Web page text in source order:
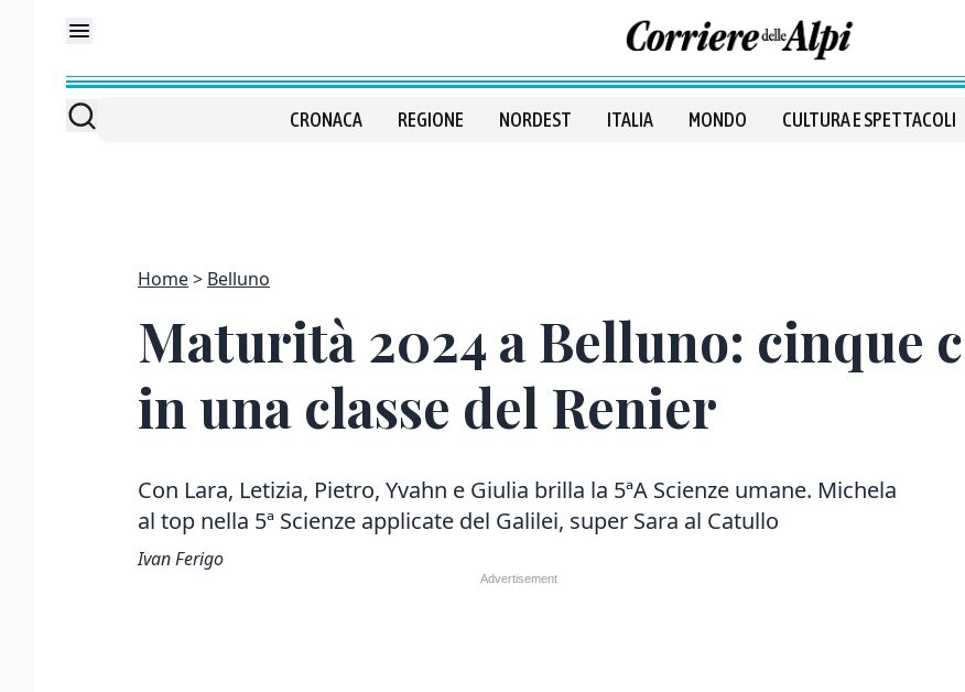
CRONACA REGIONE NORDEST ITALIA MONDO CULTURA E SPETTACOLI
Home Belluno
Maturità 2024 a Belluno: cinque
in una classe del Renier
Con Lara, Letizia, Pietro, Yvahn e Giulia brilla la 5ªA Scienze umane. Michela
al top nella 5ª Scienze applicate del Galilei, super Sara al Catullo
Ivan Ferigo